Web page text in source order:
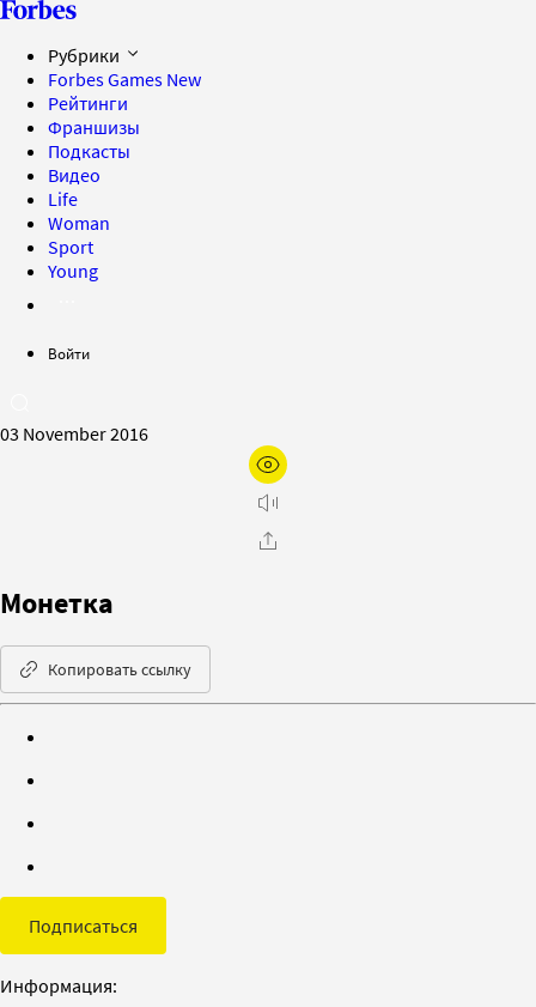
Рубрики
Forbes Games New
Рейтинги
Франшизы
Подкасты
Видео
Life
Woman
Sport
Young
Войти
03 November 2016
Монетка
Копировать ссылку
Подписаться
Информация: